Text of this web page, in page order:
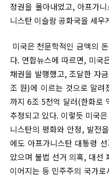
정권을 몰아내었고, 아프가
니스탄 이슬람 공화국을 세우
미국은 천문학적인 금액의
다. 연합뉴스에 따르면, 미국
채권을 발행했고, 조달한 자
조 원)에 이르는 것으로 알
까지 6조 5천억 달러(한화로
추정되고 있다. 이렇듯 미국
니스탄의 평화와 안정, 발전
에도 아프가니스탄 대통령
았으며 불법 선거 의혹, 대선
이어지는 등 민주주의 국가